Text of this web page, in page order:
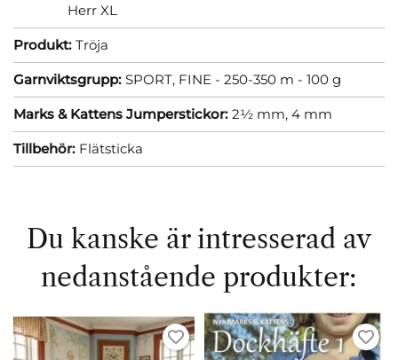
Herr XL
Produkt: Tröja
Garnviktsgrupp: SPORT, FINE - 250-350 m - 100 g
Marks & Kattens Jumperstickor: 2½ mm, 4 mm
Tillbehör: Flätsticka
Du kanske är intresserad av
nedanstående produkter: